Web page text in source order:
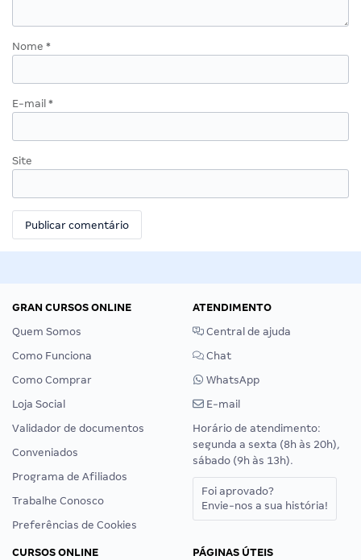
Nome *
E-mail *
Site
GRAN CURSOS ONLINE
Quem Somos
Como Funciona
Como Comprar
Loja Social
Validador de documentos
Conveniados
Programa de Afiliados
Trabalhe Conosco
Preferências de Cookies
ATENDIMENTO
Central de ajuda
Chat
WhatsApp
E-mail
Horário de atendimento:
segunda a sexta (8h às 20h),
sábado (9h às 13h).
Foi aprovado?
Envie-nos a sua história!
CURSOS ONLINE
PÁGINAS ÚTEIS